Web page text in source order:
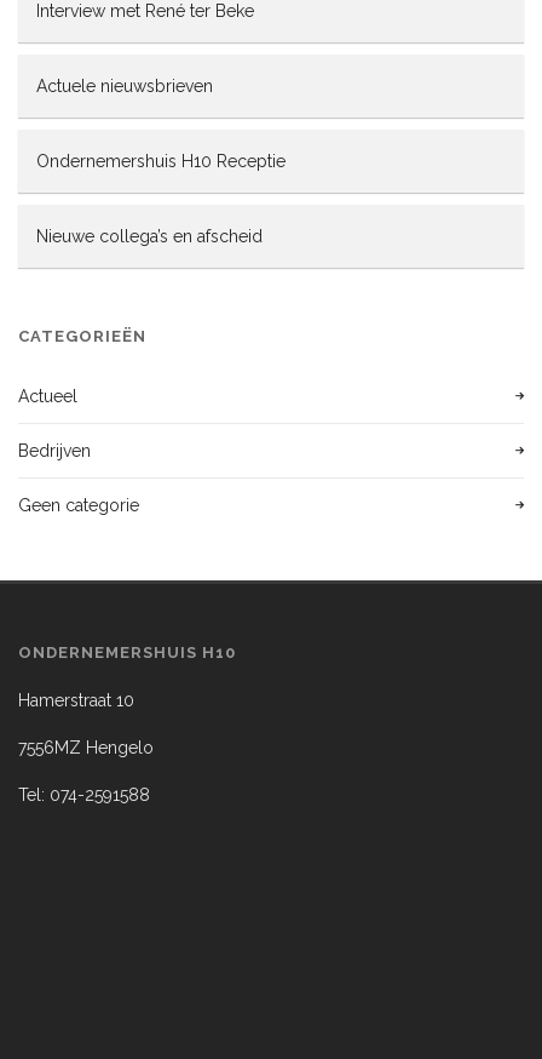
Interview met René ter Beke
Actuele nieuwsbrieven
Ondernemershuis H10 Receptie
Nieuwe collega’s en afscheid
CATEGORIEËN
Actueel
Bedrijven
Geen categorie
ONDERNEMERSHUIS H10
Hamerstraat 10
7556MZ Hengelo
Tel: 074-2591588